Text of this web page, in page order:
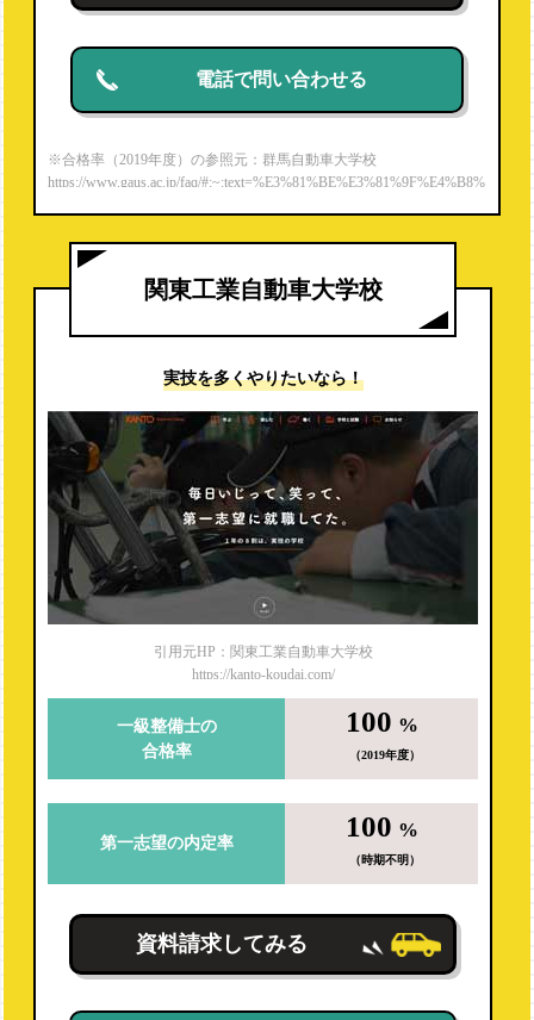
電話で問い合わせる
※合格率（2019年度）の参照元：群馬自動車大学校
https://www.gaus.ac.jp/faq/#:~:text=%E3%81%BE%E3%81%9F%E4%B8%
2%E6%AE%8B%E3%81%97%E3%81%A6%E3%81%84%E3%81%BE%
E3%81%99%E3%80%82
関東工業自動車大学校
実技を多くやりたいなら！
引用元HP：関東工業自動車大学校
https://kanto-koudai.com/
一級整備士の
合格率
100 %
（2019年度）
第一志望の内定率
100 %
（時期不明）
資料請求してみる